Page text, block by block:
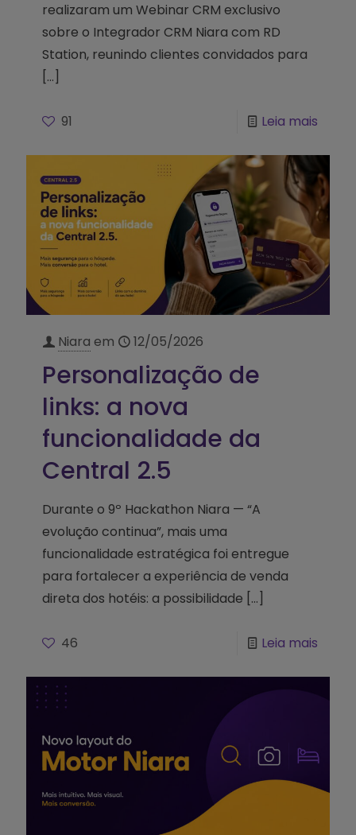
realizaram um Webinar CRM exclusivo
sobre o Integrador CRM Niara com RD
Station, reunindo clientes convidados para
[…]
91 Leia mais
Niara em 12/05/2026
Personalização de
links: a nova
funcionalidade da
Central 2.5
Durante o 9º Hackathon Niara — “A
evolução continua”, mais uma
funcionalidade estratégica foi entregue
para fortalecer a experiência de venda
direta dos hotéis: a possibilidade […]
46 Leia mais